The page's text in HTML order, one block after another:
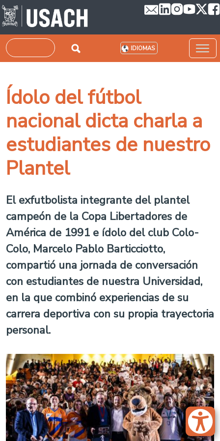
Pasar al contenido principal
Buscar IDIOMAS
Ídolo del fútbol
nacional dicta charla a
estudiantes de nuestro
Plantel
El exfutbolista integrante del plantel
campeón de la Copa Libertadores de
América de 1991 e ídolo del club Colo-
Colo, Marcelo Pablo Barticciotto,
compartió una jornada de conversación
con estudiantes de nuestra Universidad,
en la que combinó experiencias de su
carrera deportiva con su propia trayectoria
personal.